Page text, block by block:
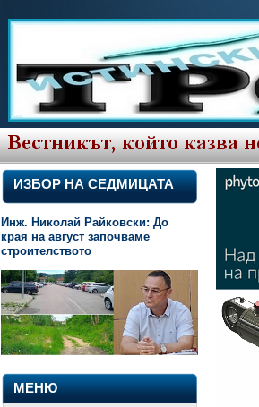
ИЗБОР НА СЕДМИЦАТА
Инж. Николай Райковски: До
края на август започваме
строителството
МЕНЮ